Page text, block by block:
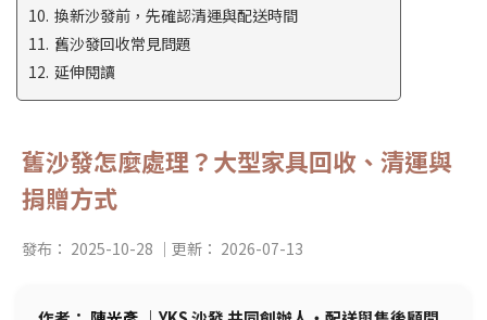
換新沙發前，先確認清運與配送時間
舊沙發回收常見問題
延伸閱讀
舊沙發怎麼處理？大型家具回收、清運與
捐贈方式
發布： 2025-10-28 ｜更新： 2026-07-13